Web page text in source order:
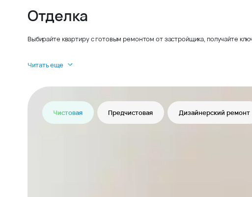
Отделка
Выбирайте квартиру с готовым ремонтом от застройщика, получайте
Читать еще
Чистовая Предчистовая Дизайнерский ремонт